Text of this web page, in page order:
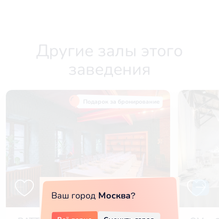
Другие залы этого
заведения
Ваш город Москва?